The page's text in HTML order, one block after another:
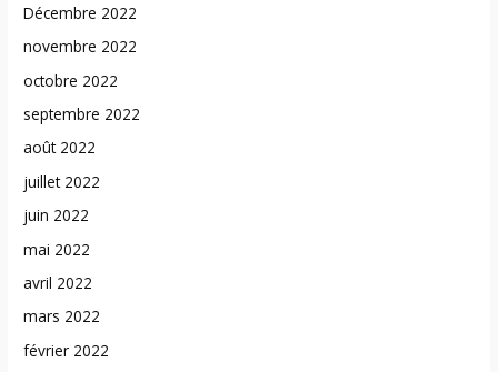
Décembre 2022
novembre 2022
octobre 2022
septembre 2022
août 2022
juillet 2022
juin 2022
mai 2022
avril 2022
mars 2022
février 2022